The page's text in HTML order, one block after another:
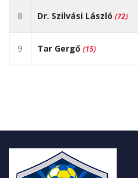
8 Dr. Szilvási László (72)
9 Tar Gergő (15)